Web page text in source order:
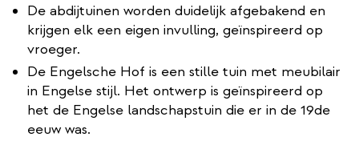
De abdijtuinen worden duidelijk afgebakend en
krijgen elk een eigen invulling, geïnspireerd op
vroeger.
De Engelsche Hof is een stille tuin met meubilair
in Engelse stijl. Het ontwerp is geïnspireerd op
het de Engelse landschapstuin die er in de 19de
eeuw was.